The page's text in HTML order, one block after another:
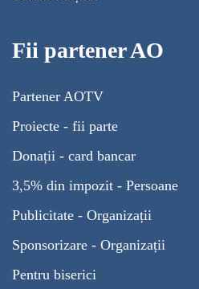
Fii partener AO
Partener AOTV
Proiecte - fii parte
Donații - card bancar
3,5% din impozit - Persoane
Publicitate - Organizații
Sponsorizare - Organizații
Pentru biserici